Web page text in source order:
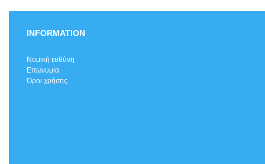
INFORMATION
Νομική ευθύνη
Επωνυμία
Όροι χρήσης